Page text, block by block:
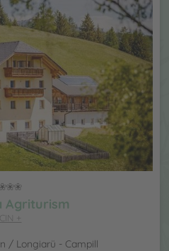
Agriturism
CIN +
/ Longiarü - Campill